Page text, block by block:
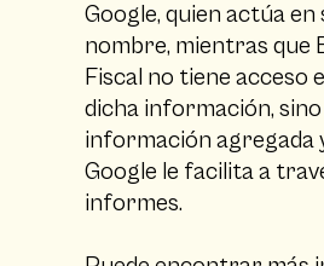
Google, quien actúa
nombre, mientras que
Fiscal no tiene acceso
dicha información,
información agregada
Google le facilita a
informes.